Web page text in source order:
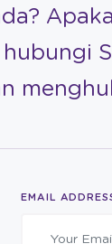
EMAIL